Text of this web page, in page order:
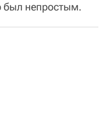
был непростым.